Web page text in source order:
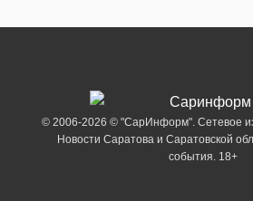
© 2006-2026 © "СарИнформ". Сетевое
Новости Саратова и Саратовской
события. 18+